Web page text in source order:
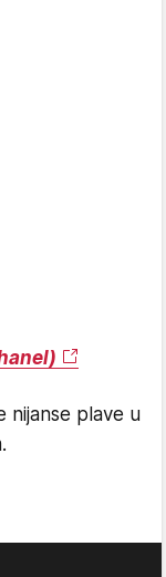
nijanse plave u